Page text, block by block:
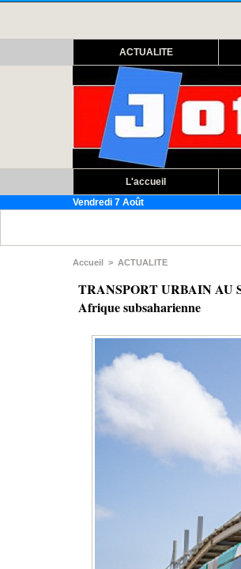
ACTUALITE
L'accueil
Vendredi 7 Août
Assemblée
Accueil > ACTUALITE
TRANSPORT URBAIN AU
Afrique subsaharienne